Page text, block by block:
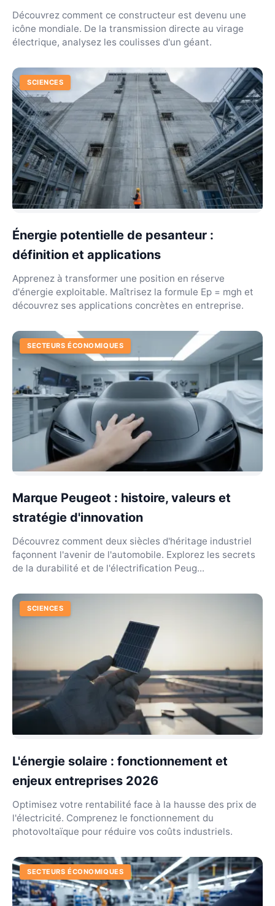
Découvrez comment ce constructeur est devenu une
icône mondiale. De la transmission directe au virage
électrique, analysez les coulisses d'un géant.
SCIENCES
Énergie potentielle de pesanteur :
définition et applications
Apprenez à transformer une position en réserve
d'énergie exploitable. Maîtrisez la formule Ep = mgh et
découvrez ses applications concrètes en entreprise.
SECTEURS ÉCONOMIQUES
Marque Peugeot : histoire, valeurs et
stratégie d'innovation
Découvrez comment deux siècles d'héritage industriel
façonnent l'avenir de l'automobile. Explorez les secrets
de la durabilité et de l'électrification Peug...
SCIENCES
L'énergie solaire : fonctionnement et
enjeux entreprises 2026
Optimisez votre rentabilité face à la hausse des prix de
l'électricité. Comprenez le fonctionnement du
photovoltaïque pour réduire vos coûts industriels.
SECTEURS ÉCONOMIQUES